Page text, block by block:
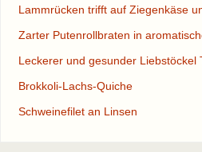
Lammrücken trifft auf Ziegenkäse
Zarter Putenrollbraten in
Leckerer und gesunder Liebstöckel
Brokkoli-Lachs-Quiche
Schweinefilet an Linsen